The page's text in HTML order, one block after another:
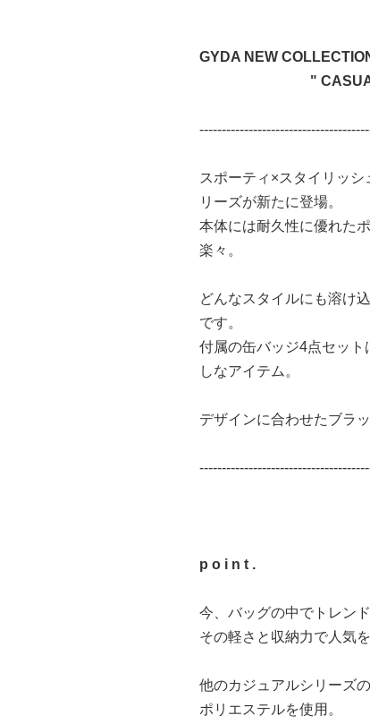
GYDA NEW
" CASUAL
スポーティ×スタイリッ
リーズが新たに登場。
本体には耐久性に優れた
楽々。
どんなスタイルにも溶け
です。
付属の缶バッジ4点セット
しなアイテム。
デザインに合わせたブラ
p o i n t .
今、バッグの中でトレン
その軽さと収納力で人気
他のカジュアルシリーズ
ポリエステルを使用。